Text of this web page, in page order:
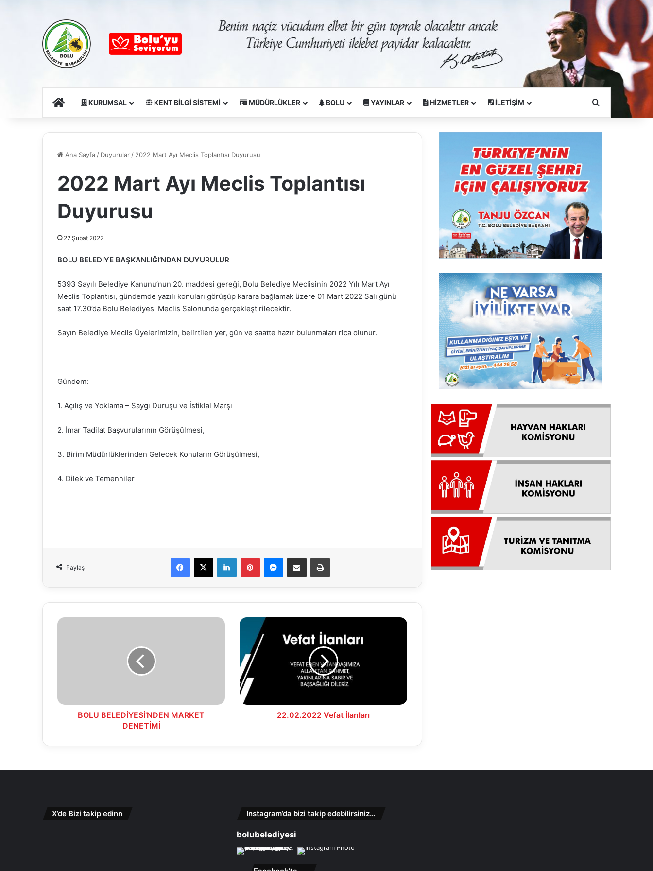
Ana SayfaKURUMSAL KENT BİLGİ SİSTEMİ MÜDÜRLÜKLER BOLU YAYINLAR HİZMETLER İLETİŞİM Arama Yapın
Ana Sayfa / Duyurular / 2022 Mart Ayı Meclis Toplantısı Duyurusu
2022 Mart Ayı Meclis Toplantısı
Duyurusu
22 Şubat 2022
BOLU BELEDİYE BAŞKANLIĞI’NDAN DUYURULUR
5393 Sayılı Belediye Kanunu’nun 20. maddesi gereği, Bolu Belediye Meclisinin 2022 Yılı Mart Ayı
Meclis Toplantısı, gündemde yazılı konuları görüşüp karara bağlamak üzere 01 Mart 2022 Salı günü
saat 17.30’da Bolu Belediyesi Meclis Salonunda gerçekleştirilecektir.
Sayın Belediye Meclis Üyelerimizin, belirtilen yer, gün ve saatte hazır bulunmaları rica olunur.
Gündem:
1. Açılış ve Yoklama – Saygı Duruşu ve İstiklal Marşı
2. İmar Tadilat Başvurularının Görüşülmesi,
3. Birim Müdürlüklerinden Gelecek Konuların Görüşülmesi,
4. Dilek ve Temenniler
Paylaş
Facebook
X LinkedInPinterestMessenger
E-Mail ile paylaş Yazdır
BOLU
BOLU BELEDİYESİ'NDEN MARKET
DENETİMİ
22.02.2022
İlanları
22.02.2022 Vefat İlanları
X’de Bizi takip edinn Instagram’da bizi takip edebilirsiniz…
bolubelediyesi